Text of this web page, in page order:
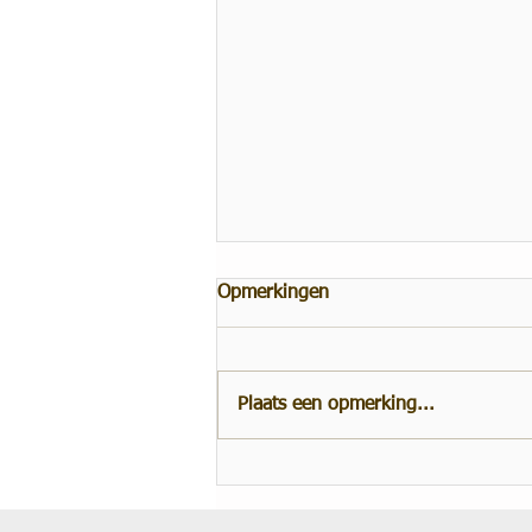
Opmerkingen
Plaats een opmerking...